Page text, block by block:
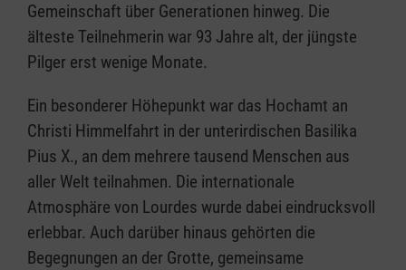
Gemeinschaft über Generationen hinweg. Die
älteste Teilnehmerin war 93 Jahre alt, der jüngste
Pilger erst wenige Monate.
Ein besonderer Höhepunkt war das Hochamt an
Christi Himmelfahrt in der unterirdischen Basilika
Pius X., an dem mehrere tausend Menschen aus
aller Welt teilnahmen. Die internationale
Atmosphäre von Lourdes wurde dabei eindrucksvoll
erlebbar. Auch darüber hinaus gehörten die
Begegnungen an der Grotte, gemeinsame